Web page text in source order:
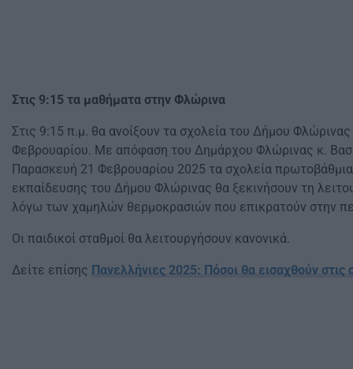
Στις 9:15 τα μαθήματα στην Φλώρινα
Στις 9:15 π.μ. θα ανοίξουν τα σχολεία του Δήμου
Φεβρουαρίου. Με απόφαση του Δημάρχου Φλώρινας κ.
Παρασκευή 21 Φεβρουαρίου 2025 τα σχολεία
εκπαίδευσης του Δήμου Φλώρινας θα ξεκινήσουν τη
λόγω των χαμηλών θερμοκρασιών που επικρατούν στην
Οι παιδικοί σταθμοί θα λειτουργήσουν κανονικά.
Δείτε επίσης Πανελλήνιες 2025: Πόσοι θα εισαχθούν στις